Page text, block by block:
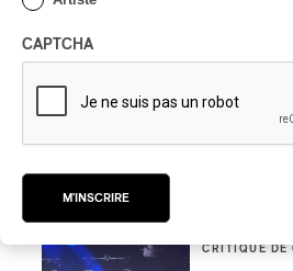
CRITIQUE DE
CRITIQUE DE
CAPTCHA
M'INSCRIRE